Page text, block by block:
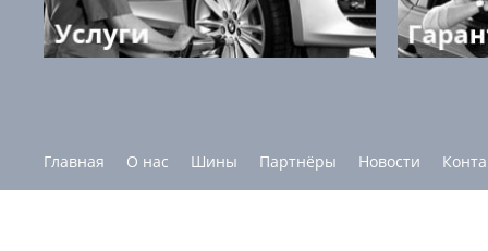
Главная О нас Шины Партнёры Новости